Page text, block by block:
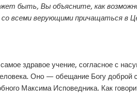
быть, Вы объясните, как
всеми верующими причащаться в
здравое учение, согласное с
Оно — обещание Богу доброй
Максима Исповедника. Как